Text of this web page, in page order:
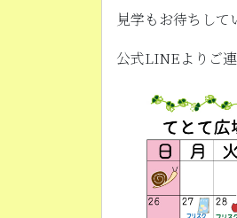
見学もお待ちして
公式LINEよりご連